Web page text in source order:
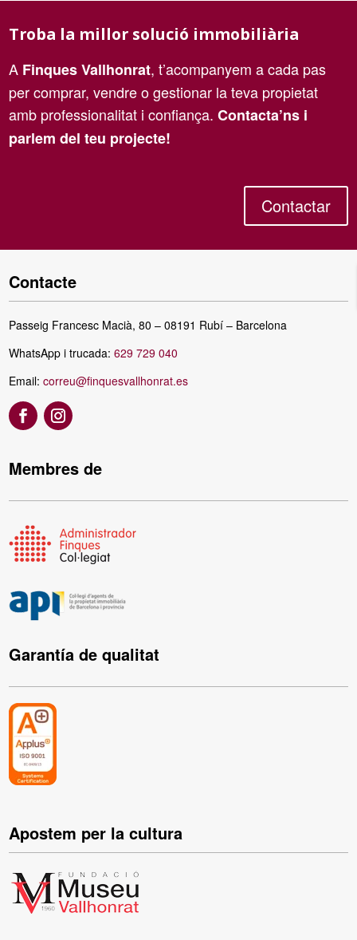
Troba la millor solució immobiliària
A Finques Vallhonrat, t’acompanyem a cada pas
per comprar, vendre o gestionar la teva propietat
amb professionalitat i confiança.Contacta’ns i
parlem del teu projecte!
Contactar
Contacte
Passeig Francesc Macià, 80 – 08191 Rubí – Barcelona
WhatsApp i trucada:629 729 040
Email:correu@finquesvallhonrat.es
Membres de
Garantía de qualitat
Apostem per la cultura